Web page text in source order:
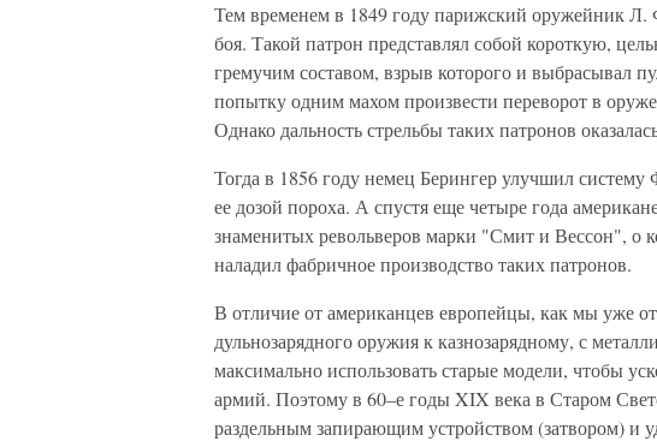
Тем временем в 1849 году парижский оружейник Л.
боя. Такой патрон представлял собой короткую,
гремучим составом, взрыв которого и выбрасывал
попытку одним махом произвести переворот в
Однако дальность стрельбы таких патронов
Тогда в 1856 году немец Берингер улучшил
ее дозой пороха. А спустя еще четыре года
знаменитых револьверов марки "Смит и Вессон", о
наладил фабричное производство таких патронов.
В отличие от американцев европейцы, как мы уже
дульнозарядного оружия к казнозарядному, с
максимально использовать старые модели, чтобы
армий. Поэтому в 60–е годы XIX века в Старом
раздельным запирающим устройством (затвором) и